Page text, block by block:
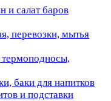
и салат баров
перевозки, мытья
баки для напитков
и подставки